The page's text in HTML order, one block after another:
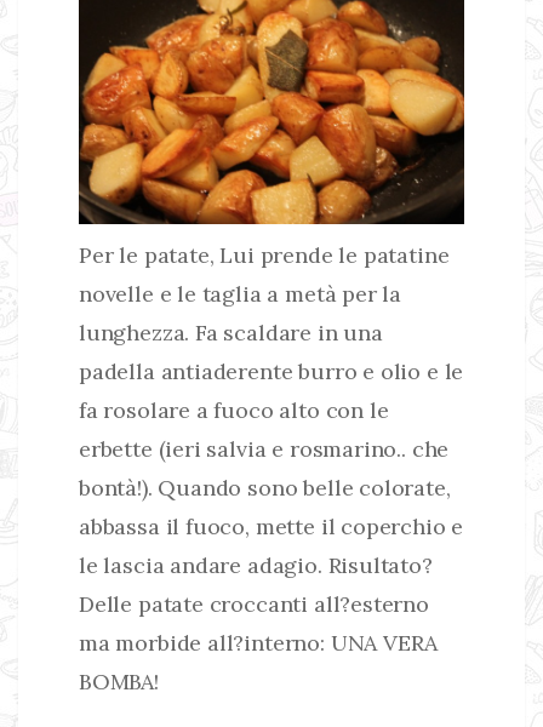
Per le patate, Lui prende le patatine
novelle e le taglia a metà per la
lunghezza. Fa scaldare in una
padella antiaderente burro e olio e le
fa rosolare a fuoco alto con le
erbette (ieri salvia e rosmarino.. che
bontà!). Quando sono belle colorate,
abbassa il fuoco, mette il coperchio e
le lascia andare adagio. Risultato?
Delle patate croccanti all?esterno
ma morbide all?interno: UNA VERA
BOMBA!